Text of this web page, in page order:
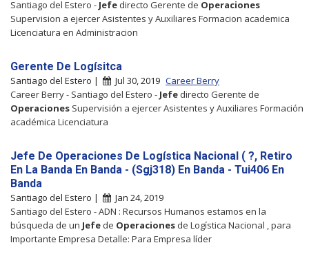
Santiago del Estero - Jefe directo Gerente de Operaciones
Supervision a ejercer Asistentes y Auxiliares Formacion academica
Licenciatura en Administracion
Gerente De Logísitca
Santiago del Estero | Jul 30, 2019 Career Berry
Career Berry - Santiago del Estero - Jefe directo Gerente de
Operaciones Supervisión a ejercer Asistentes y Auxiliares Formación
académica Licenciatura
Jefe De Operaciones De Logística Nacional ( ?, Retiro
En La Banda En Banda - (Sgj318) En Banda - Tui406 En
Banda
Santiago del Estero |
Jan 24, 2019
Santiago del Estero - ADN : Recursos Humanos estamos en la
búsqueda de un Jefe de Operaciones de Logística Nacional , para
Importante Empresa Detalle: Para Empresa líder